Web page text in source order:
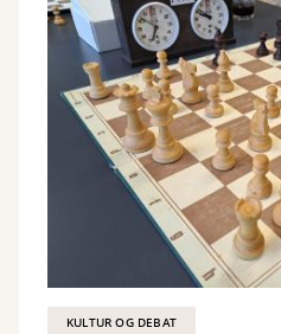
KULTUR OG DEBAT